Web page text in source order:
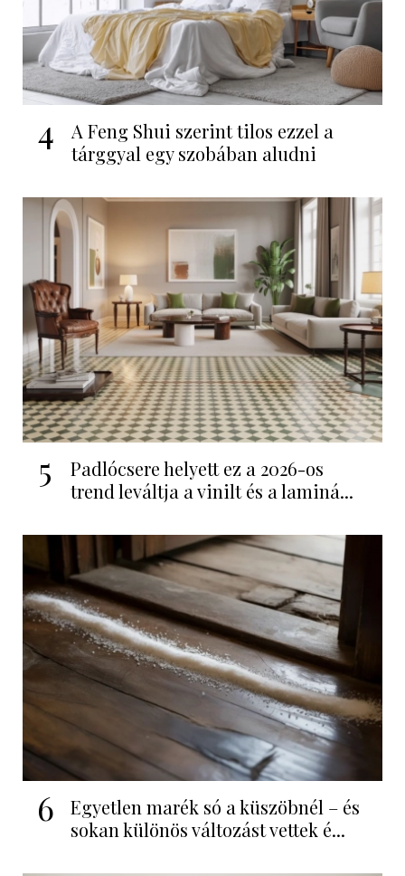
4
A Feng Shui szerint tilos ezzel a
tárggyal egy szobában aludni
5
Padlócsere helyett ez a 2026-os
trend leváltja a vinilt és a laminá...
6
Egyetlen marék só a küszöbnél – és
sokan különös változást vettek é...